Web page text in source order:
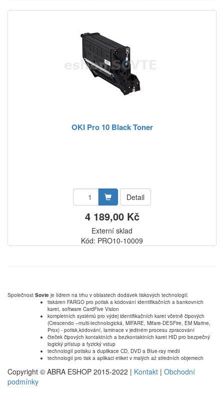
OKI Pro 10 Black Toner
Detail
4 189,00 Kč
Externí sklad
Kód: PRO10-10009
Společnost Sovte je lídrem na trhu v oblastech dodávek tiskových technologií:
tiskáren FARGO pro potisk a kódování identifikačních a bankovních
karet, software CardFive Vision
kompletních systémů pro výdej identifikačních karet včetně čipových
(Crescendo –multi-technologická, MIFARE, Mifare-DESFire, EM Marine,
Prox) - potisk,kódování, laminace v jediném procesu zpracování
čteček čipových kontaktních a bezkontaktních karet HID pro bezpečný
logický přístup a fyzický vstup
technologií potisku a duplikace CD, DVD a Blue-ray medií
technologií pro tisk a aplikaci etiket v malých až středních objemech
Copyright © ABRA ESHOP 2015-2022 | Kontakt | Obchodní
podmínky